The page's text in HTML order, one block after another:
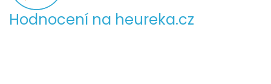
Hodnocení na heureka.cz